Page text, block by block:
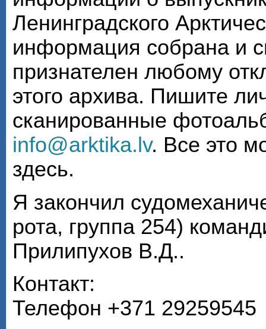
Ленинградского
информация собрана и
признателен любому
этого архива. Пишите
сканированные
info@arktika.lv. Все это
здесь.
Я закончил
рота, группа 254)
Прилипухов В.Д..
Контакт:
Телефон +371 29259545